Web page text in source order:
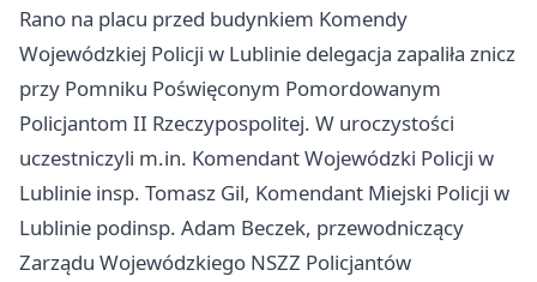
Rano na placu przed budynkiem Komendy
Wojewódzkiej Policji w Lublinie delegacja zapaliła znicz
przy Pomniku Poświęconym Pomordowanym
Policjantom II Rzeczypospolitej. W uroczystości
uczestniczyli m.in. Komendant Wojewódzki Policji w
Lublinie insp. Tomasz Gil, Komendant Miejski Policji w
Lublinie podinsp. Adam Beczek, przewodniczący
Zarządu Wojewódzkiego NSZZ Policjantów